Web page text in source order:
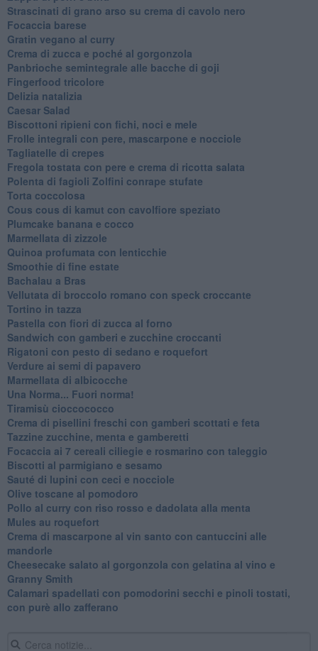
Strascinati di grano arso su crema di cavolo nero
Focaccia barese
Gratin vegano al curry
Crema di zucca e poché al gorgonzola
Panbrioche semintegrale alle bacche di goji
Fingerfood tricolore
Delizia natalizia
Caesar Salad
Biscottoni ripieni con fichi, noci e mele
Frolle integrali con pere, mascarpone e nocciole
Tagliatelle di crepes
Fregola tostata con pere e crema di ricotta salata
Polenta di fagioli Zolfini conrape stufate
Torta coccolosa
Cous cous di kamut con cavolfiore speziato
Plumcake banana e cocco
Marmellata di zizzole
Quinoa profumata con lenticchie
Smoothie di fine estate
Bachalau a Bras
Vellutata di broccolo romano con speck croccante
Tortino in tazza
Pastella con fiori di zucca al forno
Sandwich con gamberi e zucchine croccanti
Rigatoni con pesto di sedano e roquefort
Verdure ai semi di papavero
Marmellata di albicocche
Una Norma... Fuori norma!
Tiramisù cioccococco
Crema di pisellini freschi con gamberi scottati e feta
Tazzine zucchine, menta e gamberetti
Focaccia ai 7 cereali ciliegie e rosmarino con taleggio
Biscotti al parmigiano e sesamo
Sauté di lupini con ceci e nocciole
Olive toscane al pomodoro
Pollo al curry con riso rosso e dadolata alla menta
Mules au roquefort
Crema di mascarpone al vin santo con cantuccini alle
mandorle
Cheesecake salato al gorgonzola con gelatina al vino e
Granny Smith
Calamari spadellati con pomodorini secchi e pinoli tostati,
con purè allo zafferano